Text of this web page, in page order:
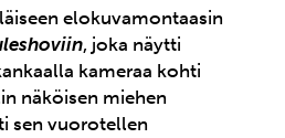
elokuvamontaasin
, joka näytti
kameraa kohti
näköisen miehen
sen vuorotellen